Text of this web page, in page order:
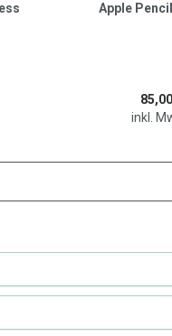
Apple
inkl.